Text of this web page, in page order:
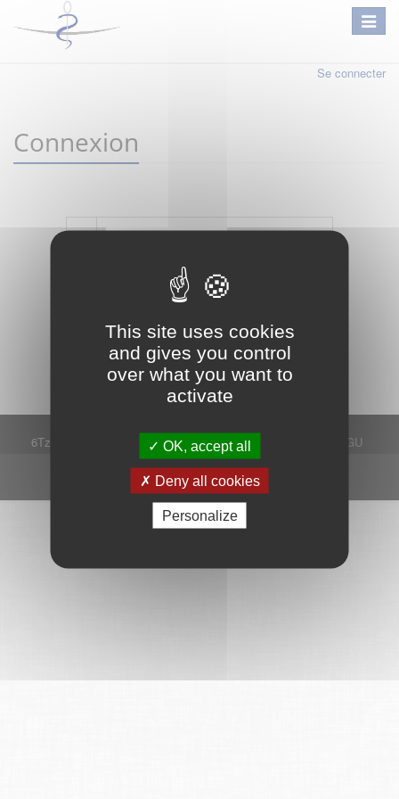
This site uses cookies
and gives you control
over what you want to
activate
OK, accept all
Deny all cookies
Personalize
Se connecter
Connexion
Mot de passe oublié ? Je crée mon compte
Connexion
6Tzen ©2015 - Tous droits réservés Mentions légales
CGU
Plan du site
FAQ
Contact
Ce service est proposé par6Tzen